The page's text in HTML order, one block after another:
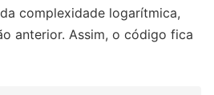
complexidade logarítmica,
anterior. Assim, o código fica